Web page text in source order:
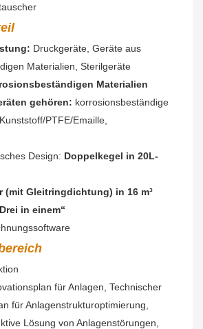
Druckgeräte, Geräte aus
Materialien, Sterilgeräte
Materialien
gehören: korrosionsbeständige
PTFE/Emaille,
Design: Doppelkegel in 20L-
(mit Gleitringdichtung) in 16 m³
in einem“
für Anlagen, Technischer
für Anlagenstrukturoptimierung,
Lösung von Anlagenstörungen,